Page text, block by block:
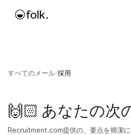
すべてのメール/採用
🙌🏻 あなたの次
Recruitment.com提供の、要点を簡潔